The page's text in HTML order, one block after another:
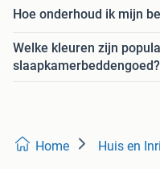
Hoe onderhoud ik mijn
Welke kleuren zijn
slaapkamerbeddengoed?
Home Huis en